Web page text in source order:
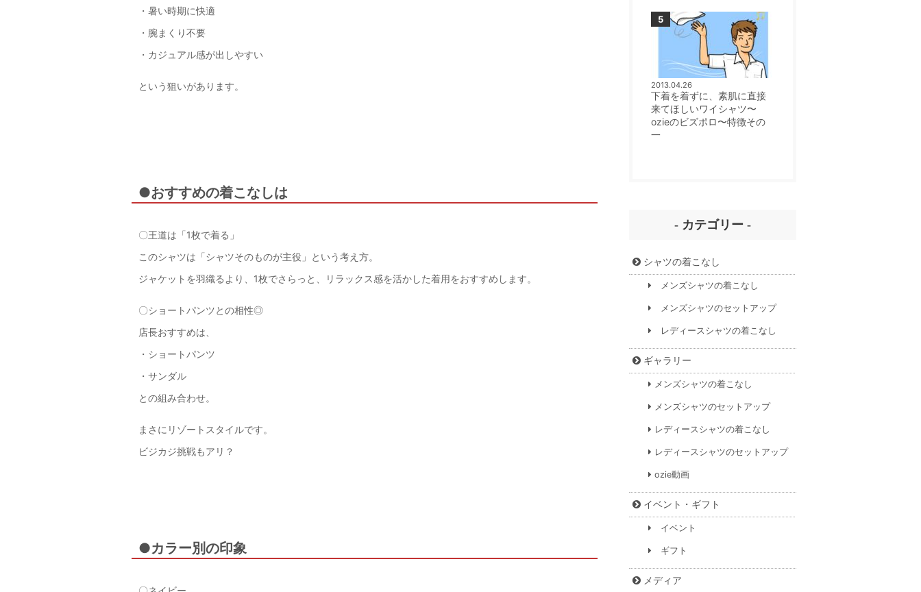
・暑い時期に快適
・腕まくり不要
・カジュアル感が出しやすい
という狙いがあります。
●おすすめの着こなしは
〇王道は「1枚で着る」
このシャツは「シャツそのものが主役」という考え方。
ジャケットを羽織るより、1枚でさらっと、リラックス感を活かした着用をおすすめします。
〇ショートパンツとの相性◎
店長おすすめは、
・ショートパンツ
・サンダル
との組み合わせ。
まさにリゾートスタイルです。
ビジカジ挑戦もアリ？
●カラー別の印象
2013.04.26
下着を着ずに、素肌に直接
来てほしいワイシャツ〜
ozieのビズポロ〜特徴その
一
- カテゴリー -
シャツの着こなし
メンズシャツの着こなし
メンズシャツのセットアップ
レディースシャツの着こなし
ギャラリー
メンズシャツの着こなし
メンズシャツのセットアップ
レディースシャツの着こなし
レディースシャツのセットアップ
ozie動画
イベント・ギフト
イベント
ギフト
メディア